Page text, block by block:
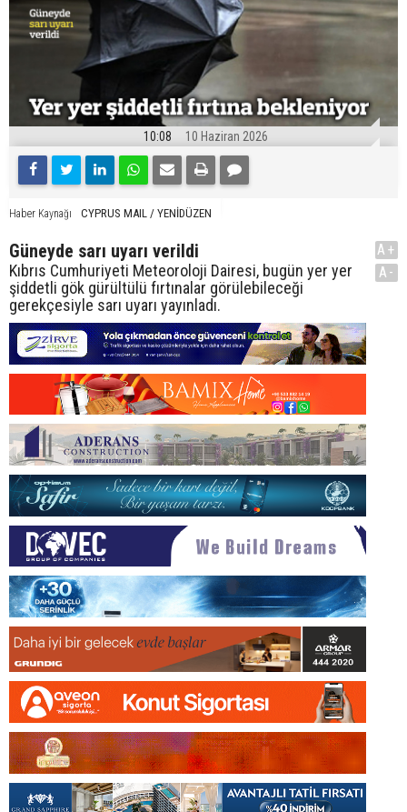
10:08 10 Haziran 2026
Haber Kaynağı CYPRUS MAIL / YENİDÜZEN
Güneyde sarı uyarı verildi
Kıbrıs Cumhuriyeti Meteoroloji Dairesi, bugün yer yer
şiddetli gök gürültülü fırtınalar görülebileceği
gerekçesiyle sarı uyarı yayınladı.
A+
A-